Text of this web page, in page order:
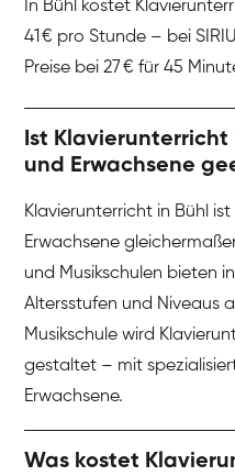
In Bühl kostet
41 € pro Stunde – bei
Preise bei 27 € für 45
Ist Klavierunterricht
und Erwachsene
Klavierunterricht in Bühl
Erwachsene
und Musikschulen bieten
Altersstufen und Niveaus
Musikschule wird
gestaltet – mit
Erwachsene.
Was kostet